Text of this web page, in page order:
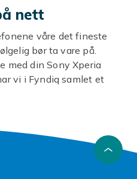
nett
våre det fineste
bør ta vare på.
med din Sony Xperia
vi i Fyndiq samlet et
og se hvilke som